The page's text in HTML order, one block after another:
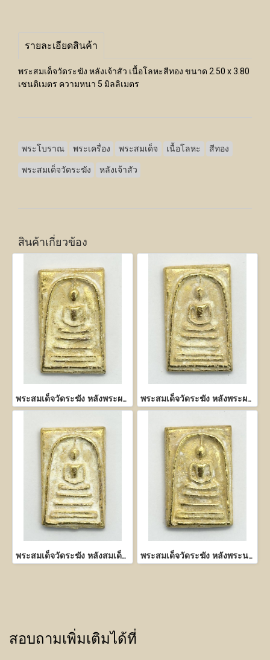
รายละเอียดสินค้า
พระสมเด็จวัดระฆัง หลังเจ้าสัว เนื้อโลหะสีทอง ขนาด 2.50 x 3.80
เซนติเมตร ความหนา 5 มิลลิเมตร
พระโบราณ พระเครื่อง พระสมเด็จ เนื้อโลหะ สีทอง
พระสมเด็จวัดระฆัง หลังเจ้าสัว
สินค้าเกี่ยวข้อง
พระสมเด็จวัดระฆัง หลังพระผงสุพรรณ เนื้อโลหะสีทอง พระสมเด็จวัดระฆัง หลังพระผงสุพรรณ เนื้อโลหะสีทอง
พระสมเด็จวัดระฆัง หลังสมเด็จคะแนน เนื้อโลหะสีทอง พระสมเด็จวัดระฆัง หลังพระนางพญา เนื้อโลหะสีทอง
สอบถามเพิ่มเติมได้ที่